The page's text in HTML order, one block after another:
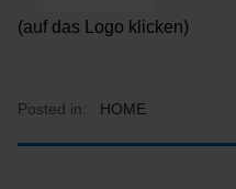
(auf das Logo klicken)
Posted in: HOME